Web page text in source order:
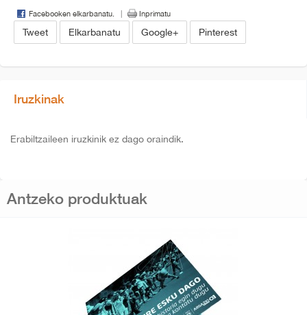
Facebooken elkarbanatu. Inprimatu
Tweet Elkarbanatu Google+ Pinterest
Iruzkinak
Erabiltzaileen iruzkinik ez dago oraindik.
Antzeko produktuak